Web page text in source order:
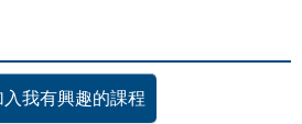
入我有興趣的課程